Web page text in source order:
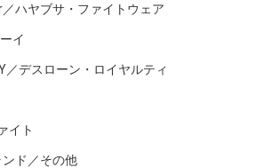
ハヤブサ・ファイトウェア
イ
／デスローン・ロイヤルティ
イト
ド／その他